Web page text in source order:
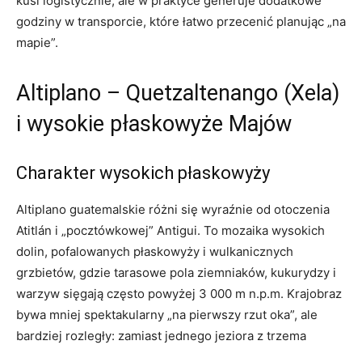
godziny w transporcie, które łatwo przecenić planując „na
mapie”.
Altiplano – Quetzaltenango (Xela)
i wysokie płaskowyże Majów
Charakter wysokich płaskowyży
Altiplano guatemalskie różni się wyraźnie od otoczenia
Atitlán i „pocztówkowej” Antigui. To mozaika wysokich
dolin, pofalowanych płaskowyży i wulkanicznych
grzbietów, gdzie tarasowe pola ziemniaków, kukurydzy i
warzyw sięgają często powyżej 3 000 m n.p.m. Krajobraz
bywa mniej spektakularny „na pierwszy rzut oka”, ale
bardziej rozległy: zamiast jednego jeziora z trzema